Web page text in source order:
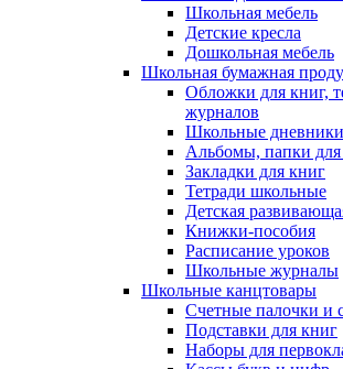
Школьная мебель
Детские кресла
Дошкольная мебель
Школьная бумажная
Обложки для книг,
журналов
Школьные дневники
Альбомы, папки для
Закладки для книг
Тетради школьные
Детская
Книжки-пособия
Расписание уроков
Школьные журналы
Школьные канцтовары
Счетные палочки и
Подставки для книг
Наборы для